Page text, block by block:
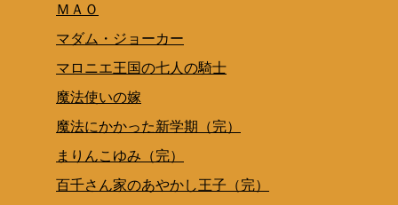
ＭＡＯ
マダム・ジョーカー
マロニエ王国の七人の騎士
魔法使いの嫁
魔法にかかった新学期（完）
まりんこゆみ（完）
百千さん家のあやかし王子（完）